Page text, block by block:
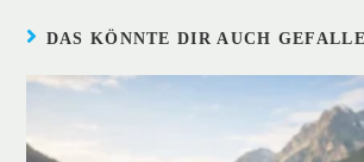
DAS KÖNNTE DIR AUCH